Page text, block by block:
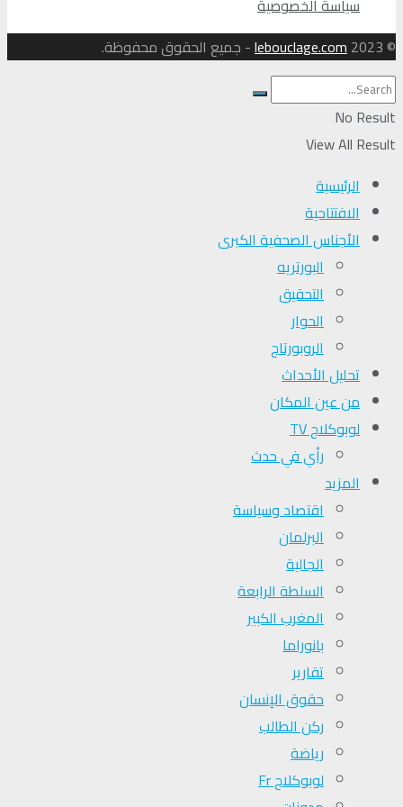
سياسة الخصوصية
© 2023
lebouclage.com- جميع الحقوق محفوظة.
No Result
View All Result
الرئيسية
الافتتاحية
الأجناس الصحفية الكبرى
البورتريه
التحقیق
الحوار
الروبورتاج
تحلیل الأحداث
من عين المكان
لوبوكلاج TV
رأي في حدث
المزيد
اقتصاد وسياسة
البرلمان
الجالية
السلطة الرابعة
المغرب الكبير
بانوراما
تقارير
حقوق الإنسان
ركن الطالب
رياضة
لوبوكلاج Fr